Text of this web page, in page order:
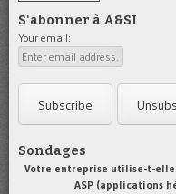
S'abonner à A&SI
Your email:
Sondages
Votre entreprise utilise-t-
ASP (applications